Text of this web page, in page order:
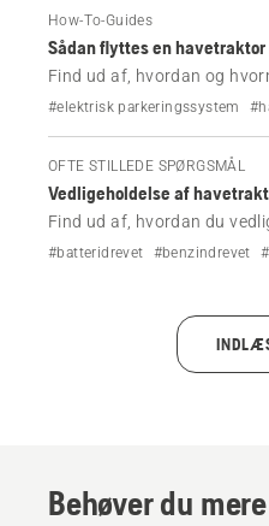
How-To-Guides
Sådan flyttes en
Find ud af, hvordan og
Husqvarna-havetraktor.
#elektrisk parkeringssystem
OFTE STILLEDE SPØRGSMÅL
Vedligeholdelse af
Find ud af, hvordan du
batteridrevne Husqvarna-
#batteridrevet #benzindrevet
Behøver du